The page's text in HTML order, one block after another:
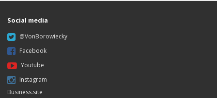
Social media
@VonBorowiecky
Facebook
Youtube
Instagram
Business.site